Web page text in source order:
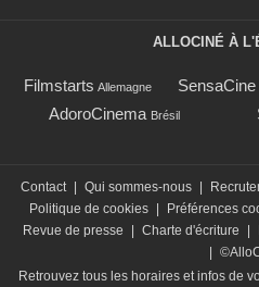
ALLOCINÉ À
Filmstarts Allemagne SensaCine
AdoroCinema Brésil
Contact Qui sommes-nous
Politique de cookies
Préférences
Revue de presse
Charte d'écriture
Retrouvez tous les horaires et infos de